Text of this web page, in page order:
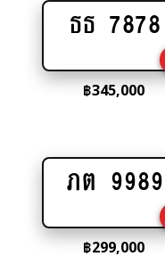
Add
cart
ธธ 7878
฿345,000
Add
cart
ภต 9989
฿299,000